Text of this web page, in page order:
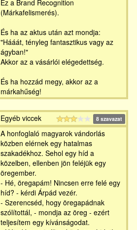
Ez a Brand Recognition
(Márkafelismerés).
És ha az aktus után azt mondja:
"Hááát, tényleg fantasztikus vagy az
ágyban!"
Akkor az a vásárlói elégedettség.
És ha hozzád megy, akkor az a
márkahűség!
Egyéb viccek 8 szavazat
A honfoglaló magyarok vándorlás
közben elérnek egy hatalmas
szakadékhoz. Sehol egy híd a
közelben, ellenben jön feléjük egy
öregember.
- Hé, öregapám! Nincsen erre felé egy
híd? - kérdi Árpád vezér.
- Szerencséd, hogy öregapádnak
szólítottál, - mondja az öreg - ezért
teljesítem egy kívánságodat.